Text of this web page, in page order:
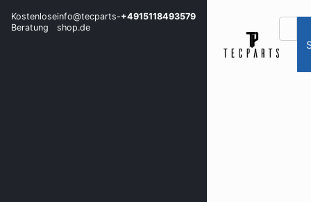
Kostenlose
Beratung
info@tecparts-
shop.de
+4915118493579